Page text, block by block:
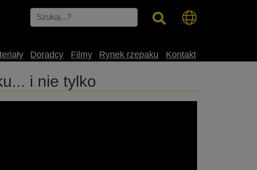
Doradcy Filmy Rynek rzepaku Kontakt
i nie tylko